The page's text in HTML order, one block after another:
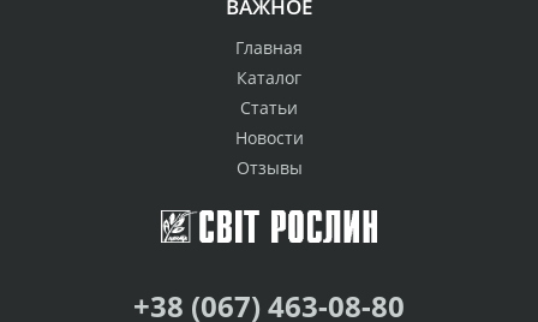
ВАЖНОЕ
Главная
Каталог
Статьи
Новости
Отзывы
+38 (067) 463-08-80